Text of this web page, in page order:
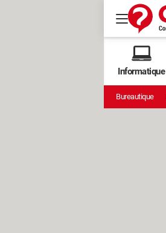
Informatique
Bureautique